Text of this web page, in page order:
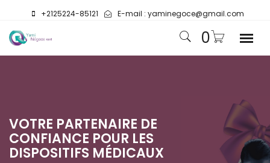
+2125224-85121 E-mail : yaminegoce@gmail.com
0
VOTRE PARTENAIRE DE
CONFIANCE POUR LES
DISPOSITIFS MÉDICAUX
VOTRE PARTENAIRE DE
CONFIANCE POUR LES
DISPOSITIFS MÉDICAUX
VOTRE PARTENAIRE DE
CONFIANCE POUR LES
DISPOSITIFS MÉDICAUX